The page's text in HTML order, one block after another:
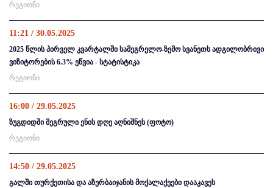
რეგიონი
11:21 / 30.05.2025
2025 წლის პირველ კვარტალში სამეგრელო-ზემო სვანეთს ადგილობრივი
ვიზიტორების 6.3% ეწვია - სტატისტიკა
რეგიონი
16:00 / 29.05.2025
ზუგდიდში მეგრული ენის დღე აღნიშნეს (ფოტო)
რეგიონი
14:50 / 29.05.2025
გალში თურქეთისა და აზერბაიჯანის მოქალაქეები დააკავეს